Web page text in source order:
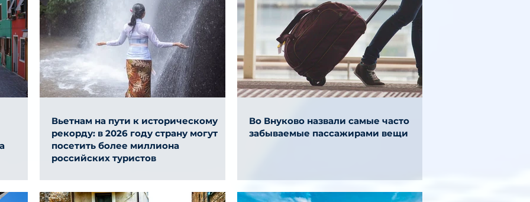
Вьетнам на пути к историческому
рекорду: в 2026 году страну могут
посетить более миллиона
российских туристов
Во Внуково назвали самые часто
забываемые пассажирами вещи